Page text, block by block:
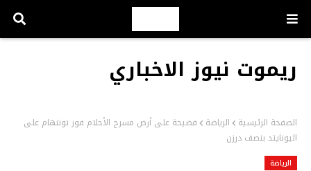
ريموت نيوز الاخباري
الصفحة الرئيسية الرياضة
فضيحة على أرض مسرح الأحلام فوز توتنهام على
اليونايتد بنصف درزن
الرياضة